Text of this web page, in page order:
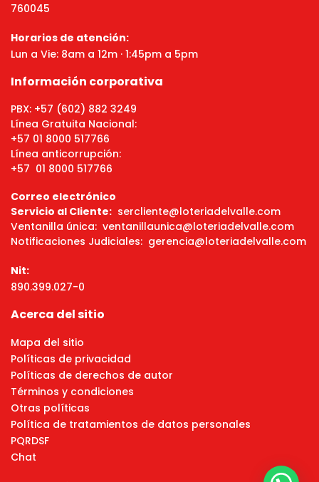
760045
Horarios de atención:
Lun a Vie: 8am a 12m · 1:45pm a 5pm
Información corporativa
PBX: +57 (602) 882 3249
Línea Gratuita Nacional:
+57 01 8000 517766
Línea anticorrupción:
+57 01 8000 517766
Correo electrónico
Servicio al Cliente: sercliente@loteriadelvalle.com
Ventanilla única: ventanillaunica@loteriadelvalle.com
Notificaciones Judiciales: gerencia@loteriadelvalle.com
Nit:
890.399.027-0
Acerca del sitio
Mapa del sitio
Políticas de privacidad
Políticas de derechos de autor
Términos y condiciones
Otras políticas
Política de tratamientos de datos personales
PQRDSF
Chat